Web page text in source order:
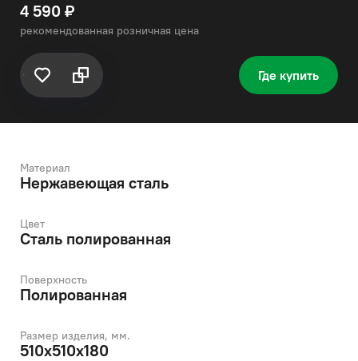
4 590 ₽
рекомендованная розничная цена
Где купить
Материал
Нержавеющая сталь
Цвет
Сталь полированная
Поверхность
Полированная
Размер изделия, мм.
510х510х180